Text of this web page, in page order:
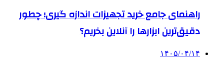
راهنمای جامع خرید تجهیزات اندازه گیری؛ چطور
دقیق‌ترین ابزارها را آنلاین بخریم؟
۱۴۰۵/۰۴/۱۴